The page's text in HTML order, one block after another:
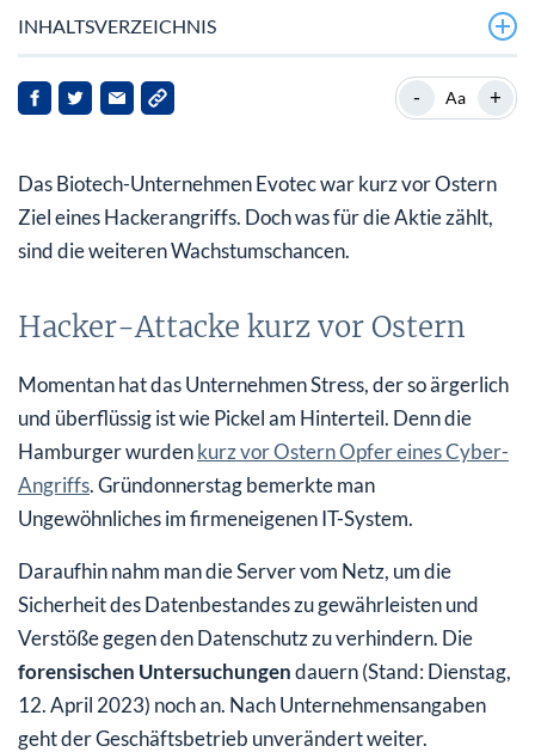
INHALTSVERZEICHNIS
Hacker-Attacke kurz vor Ostern
Forschung, um Therapien effizienter zu machen
Zahlen für 2022 durchwachsen
- Aa +
Das Biotech-Unternehmen Evotec war kurz vor Ostern
Ziel eines Hackerangriffs. Doch was für die Aktie zählt,
sind die weiteren Wachstumschancen.
Hacker-Attacke kurz vor Ostern
Momentan hat das Unternehmen Stress, der so ärgerlich
und überflüssig ist wie Pickel am Hinterteil. Denn die
Hamburger wurdenkurz vor Ostern Opfer eines Cyber-
Angriffs. Gründonnerstag bemerkte man
Ungewöhnliches im firmeneigenen IT-System.
Daraufhin nahm man die Server vom Netz, um die
Sicherheit des Datenbestandes zu gewährleisten und
Verstöße gegen den Datenschutz zu verhindern. Die
forensischen Untersuchungendauern (Stand: Dienstag,
12. April 2023) noch an. Nach Unternehmensangaben
geht der Geschäftsbetrieb unverändert weiter.